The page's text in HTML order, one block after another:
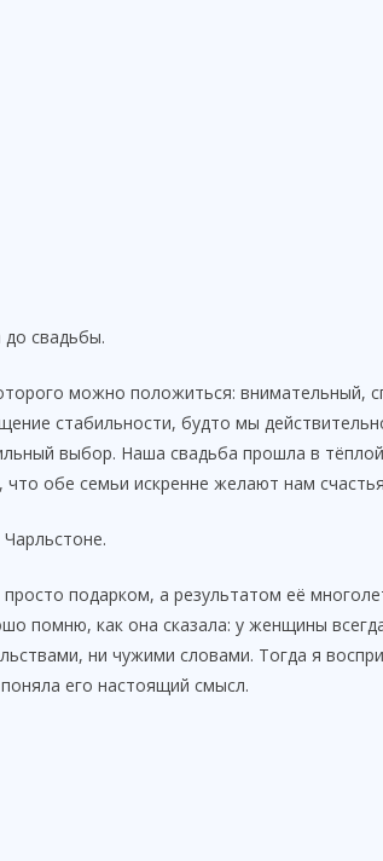
свадьбы.
можно положиться: внимательный,
стабильности, будто мы
выбор. Наша свадьба прошла в
обе семьи искренне желают нам
подарком, а результатом её
помню, как она сказала: у женщины
ни чужими словами. Тогда я
его настоящий смысл.